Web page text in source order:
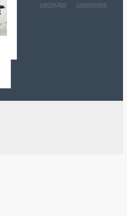
закладки
сравнение